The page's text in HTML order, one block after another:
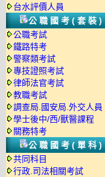
台水評價人員
公職國考(套裝)
公職考試
鐵路特考
警察類考試
專技證照考試
律師法官考試
教職考試
調查局.國安局.外交人員
學士後中/西/獸醫課程
關務特考
公職國考(單科)
共同科目
行政.司法相關考試